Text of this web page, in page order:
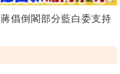
倡倒閣部分藍白委支持